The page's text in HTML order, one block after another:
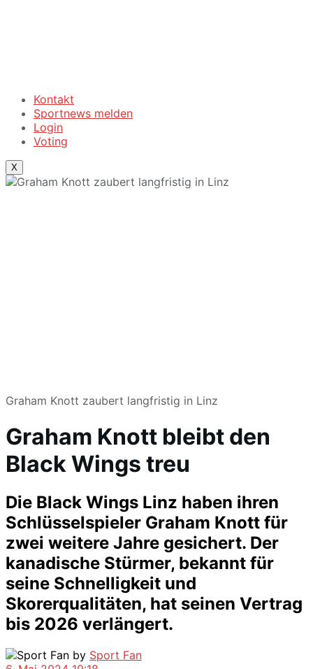
Kontakt
Sportnews melden
Login
Voting
X
Graham Knott zaubert langfristig in Linz
Graham Knott bleibt den
Black Wings treu
Die Black Wings Linz haben ihren
Schlüsselspieler Graham Knott für
zwei weitere Jahre gesichert. Der
kanadische Stürmer, bekannt für
seine Schnelligkeit und
Skorerqualitäten, hat seinen Vertrag
bis 2026 verlängert.
by Sport Fan